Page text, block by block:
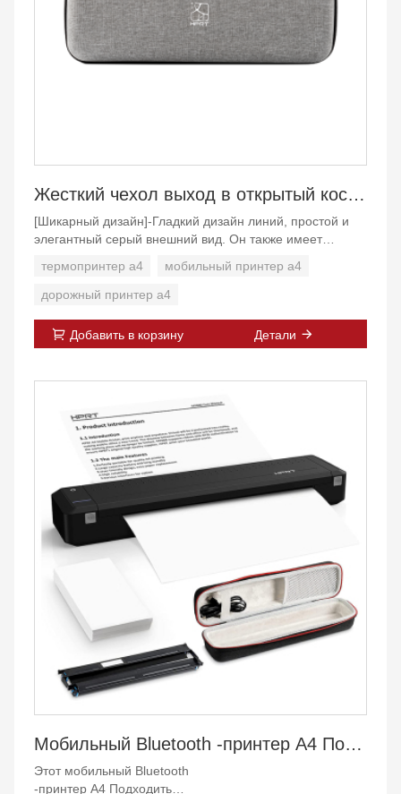
Жесткий чехол выход в открытый космос для мобильного термопринтера HPRT МТ810
[Шикарный дизайн]-Гладкий дизайн линий, простой и
элегантный серый внешний вид. Он также имеет
застежкой-молнией позволяет легко и просто открывать
и закрывать!
[Жесткий материал выход в открытый космос]-этот
портативный чехол изготовлен из высококачественного
характеристиками. Он водонепроницаемый и
ударопрочный, может хорошо защитить ваш
термопринтер хпрт a4.
[Внутренний ворсовый материал]- Мягкая внутренняя
подкладка для защиты принтера от царапин и вмятин.
Как бы его ни трясло и не бросало, мягкая внутренняя
часть защищает поверхность принтера и сохраняет его
блестящим, как новый.
[Сверхбольшая емкость]-с размером 12,2*4,3*3,7
дюйма вы можете поместиться в 1 принтер, 3-4 рулона
бумаги, 1 USB-кабель и 1 адаптер.
[Легко носить с собой] - Прочная ручка для переноски
позволяет легко брать его с собой, чтобы вы могли
нести принтер в офис, во время командировки или
путешествия.
термопринтер а4
мобильный принтер а4
дорожный принтер а4
Добавить в корзину Детали
Мобильный Bluetooth -принтер A4 Подходить
Этот мобильный Bluetooth
-принтер A4 Подходить